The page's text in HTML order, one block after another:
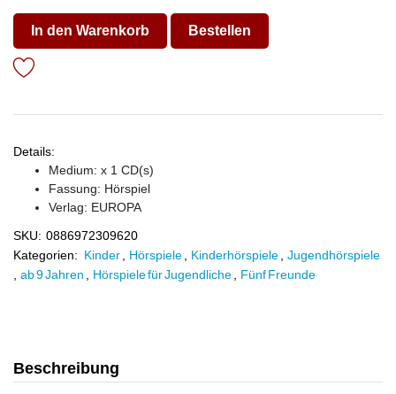
In den Warenkorb Bestellen
Details:
Medium: x 1 CD(s)
Fassung: Hörspiel
Verlag: EUROPA
SKU: 0886972309620
Kategorien: Kinder Hörspiele Kinderhörspiele
Jugendhörspiele
ab 9 Jahren Hörspiele für Jugendliche Fünf Freunde
Beschreibung